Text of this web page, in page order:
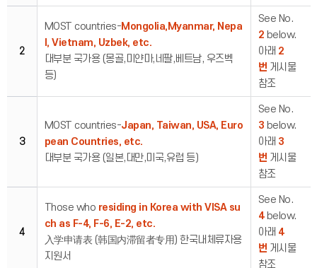
2
MOST countries-Mongolia,Myanmar, Nepa
l, Vietnam, Uzbek, etc.
대부분 국가용 (몽골,미얀마,네팔,베트남, 우즈벡
등)
See No.
2 below.
아래 2
번 게시물
참조
3
MOST countries-Japan, Taiwan, USA, Euro
pean Countries, etc.
대부분 국가용 (일본,대만,미국,유럽 등)
See No.
3 below.
아래 3
번 게시물
참조
4
Those who residing in Korea with VISA su
ch as F-4, F-6, E-2, etc.
入学申请表 (韩国内滞留者专用) 한국내체류자용
지원서
See No.
4below.
아래 4
번 게시물
참조